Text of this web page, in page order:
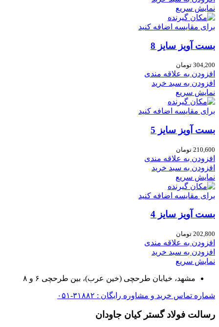
نمایش سریع
برای مقایسه اضافه کنید
بست آویز سایز 8
304,200 تومان
افزودن به علاقه مندی
افزودن به سبد خرید
نمایش سریع
برای مقایسه اضافه کنید
بست آویز سایز 5
210,600 تومان
افزودن به علاقه مندی
افزودن به سبد خرید
نمایش سریع
برای مقایسه اضافه کنید
بست آویز سایز 4
202,800 تومان
افزودن به علاقه مندی
افزودن به سبد خرید
نمایش سریع
مشهد، خیابان طرحچی (خین عرب)، بین طرحچی ۶ و ۸
شماره تماس خرید و مشاوره رایگان : ۳۱۸۸۲-۰۵۱
رسالت فولاد گستر کیان جاودان